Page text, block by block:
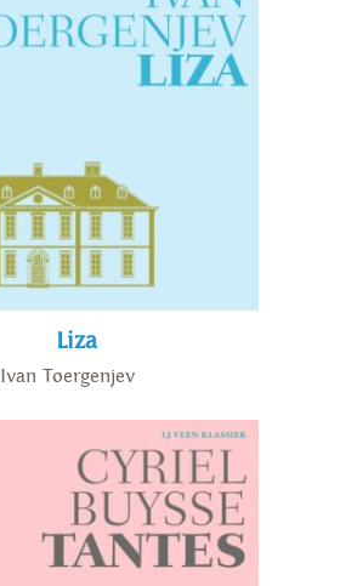
Liza
Ivan Toergenjev